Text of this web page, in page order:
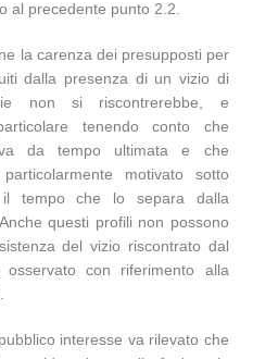
al precedente punto 2.2.
la carenza dei presupposti per
dalla presenza di un vizio di
non si riscontrerebbe, e
tenendo conto che
da tempo ultimata e che
motivato sotto
tempo che lo separa dalla
questi profili non possono
del vizio riscontrato dal
con riferimento alla
interesse va rilevato che